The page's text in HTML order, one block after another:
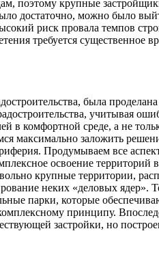
поэтому крупные
достаточно, можно было
риск провала темпов
требуется существенное
была проделана
учитывая
в комфортной среде, а не
максимально заложить
Продумываем все
освоение территорий
крупные территории,
неких «деловых ядер».
парки, которые
принципу.
застройки, но